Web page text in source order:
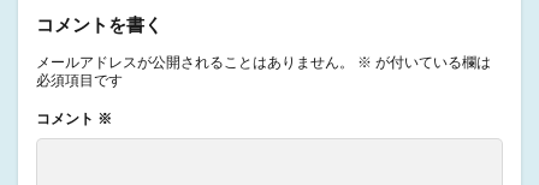
コメントを書く
メールアドレスが公開されることはありません。 ※ が付いている欄は
必須項目です
コメント ※